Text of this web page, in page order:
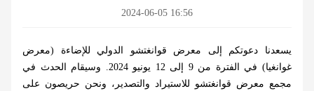
2024-06-05 16:56
يسعدنا دعوتكم إلى معرض قوانغتشو الدولي للإضاءة (معرض
غوانغيا) في الفترة من 9 إلى 12 يونيو 2024. وسيقام الحدث في
مجمع معرض قوانغتشو للاستيراد والتصدير، ونحن حريصون على